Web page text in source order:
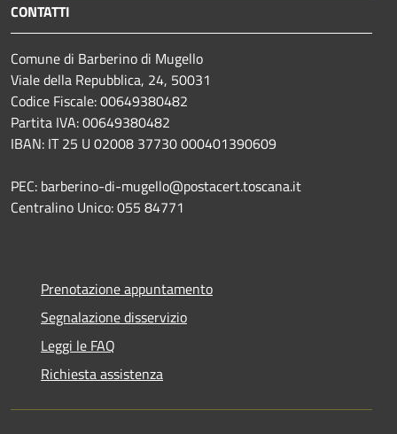
CONTATTI
Comune di Barberino di Mugello
Viale della Repubblica, 24, 50031
Codice Fiscale: 00649380482
Partita IVA: 00649380482
IBAN: IT 25 U 02008 37730 000401390609
PEC: barberino-di-mugello@postacert.toscana.it
Centralino Unico: 055 84771
Prenotazione appuntamento
Segnalazione disservizio
Leggi le FAQ
Richiesta assistenza